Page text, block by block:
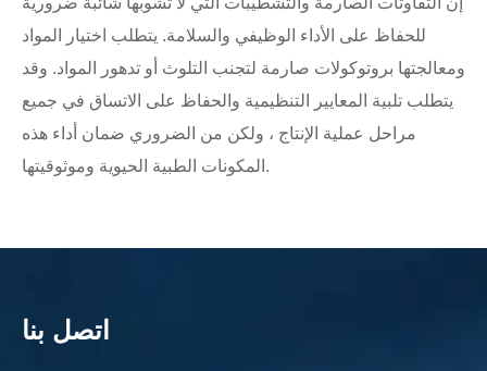
للحفاظ على الأداء الوظيفي والسلامة. يتطلب اختيار المواد
ومعالجتها بروتوكولات صارمة لتجنب التلوث أو تدهور المواد. وقد
يتطلب تلبية المعايير التنظيمية والحفاظ على الاتساق في جميع
مراحل عملية الإنتاج ، ولكن من الضروري ضمان أداء هذه
المكونات الطبية الحيوية وموثوقيتها.
اتصل بنا